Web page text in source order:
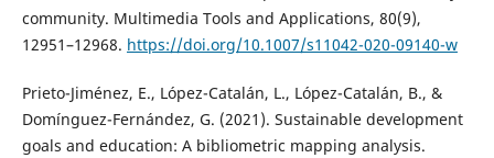
community. Multimedia Tools and Applications, 80(9),
12951–12968. https://doi.org/10.1007/s11042-020-09140-w
Prieto-Jiménez, E., López-Catalán, L., López-Catalán, B., &
Domínguez-Fernández, G. (2021). Sustainable development
goals and education: A bibliometric mapping analysis.